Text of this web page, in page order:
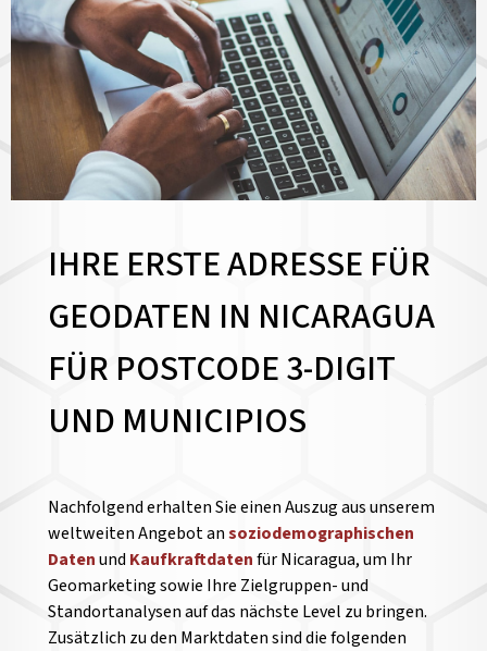
IHRE ERSTE ADRESSE FÜR
GEODATEN IN NICARAGUA
FÜR POSTCODE 3-DIGIT
UND MUNICIPIOS
Nachfolgend erhalten Sie einen Auszug aus unserem
weltweiten Angebot ansoziodemographischen
Datenund Kaufkraftdatenfür Nicaragua, um Ihr
Geomarketing sowie Ihre Zielgruppen- und
Standortanalysen auf das nächste Level zu bringen.
Zusätzlich zu den Marktdaten sind die folgenden